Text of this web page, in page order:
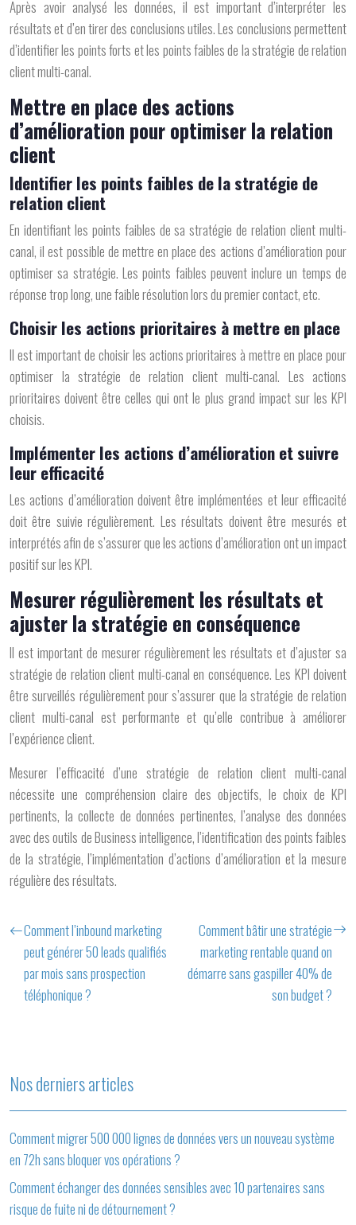
Après avoir analysé les données, il est important d’interpréter les
résultats et d’en tirer des conclusions utiles. Les conclusions permettent
d’identifier les points forts et les points faibles de la stratégie de relation
client multi-canal.
Mettre en place des actions
d’amélioration pour optimiser la relation
client
Identifier les points faibles de la stratégie de
relation client
En identifiant les points faibles de sa stratégie de relation client multi-
canal, il est possible de mettre en place des actions d’amélioration pour
optimiser sa stratégie. Les points faibles peuvent inclure un temps de
réponse trop long, une faible résolution lors du premier contact, etc.
Choisir les actions prioritaires à mettre en place
Il est important de choisir les actions prioritaires à mettre en place pour
optimiser la stratégie de relation client multi-canal. Les actions
prioritaires doivent être celles qui ont le plus grand impact sur les KPI
choisis.
Implémenter les actions d’amélioration et suivre
leur efficacité
Les actions d’amélioration doivent être implémentées et leur efficacité
doit être suivie régulièrement. Les résultats doivent être mesurés et
interprétés afin de s’assurer que les actions d’amélioration ont un impact
positif sur les KPI.
Mesurer régulièrement les résultats et
ajuster la stratégie en conséquence
Il est important de mesurer régulièrement les résultats et d’ajuster sa
stratégie de relation client multi-canal en conséquence. Les KPI doivent
être surveillés régulièrement pour s’assurer que la stratégie de relation
client multi-canal est performante et qu’elle contribue à améliorer
l’expérience client.
Mesurer l’efficacité d’une stratégie de relation client multi-canal
nécessite une compréhension claire des objectifs, le choix de KPI
pertinents, la collecte de données pertinentes, l’analyse des données
avec des outils de Business intelligence, l’identification des points faibles
de la stratégie, l’implémentation d’actions d’amélioration et la mesure
régulière des résultats.
Comment l’inbound marketing
peut générer 50 leads qualifiés
par mois sans prospection
téléphonique ?
Comment bâtir une stratégie
marketing rentable quand on
démarre sans gaspiller 40% de
son budget ?
Nos derniers articles
Comment migrer 500 000 lignes de données vers un nouveau système
en 72h sans bloquer vos opérations ?
Comment échanger des données sensibles avec 10 partenaires sans
risque de fuite ni de détournement ?